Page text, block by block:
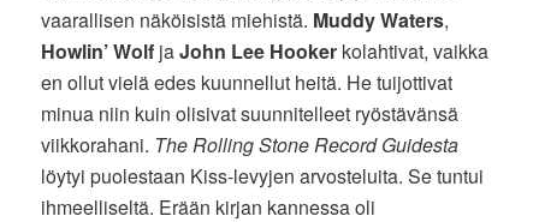
vaarallisen näköisistä miehistä. Muddy Waters,
Howlin’ Wolf jaJohn Lee Hooker kolahtivat, vaikka
en ollut vielä edes kuunnellut heitä. He tuijottivat
minua niin kuin olisivat suunnitelleet ryöstävänsä
viikkorahani. The Rolling Stone Record Guidesta
löytyi puolestaan Kiss-levyjen arvosteluita. Se tuntui
ihmeelliseltä. Erään kirjan kannessa oli